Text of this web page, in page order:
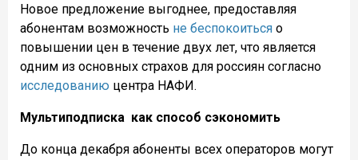
Новое предложение выгоднее, предоставляя
абонентам возможность не беспокоиться о
повышении цен в течение двух лет, что является
одним из основных страхов для россиян согласно
исследованию центра НАФИ.
Мультиподписка как способ сэкономить
До конца декабря абоненты всех операторов могут